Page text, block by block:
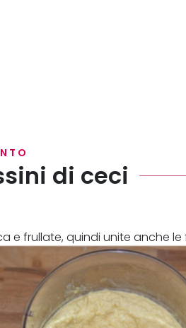
di ceci
e frullate, quindi unite anche le